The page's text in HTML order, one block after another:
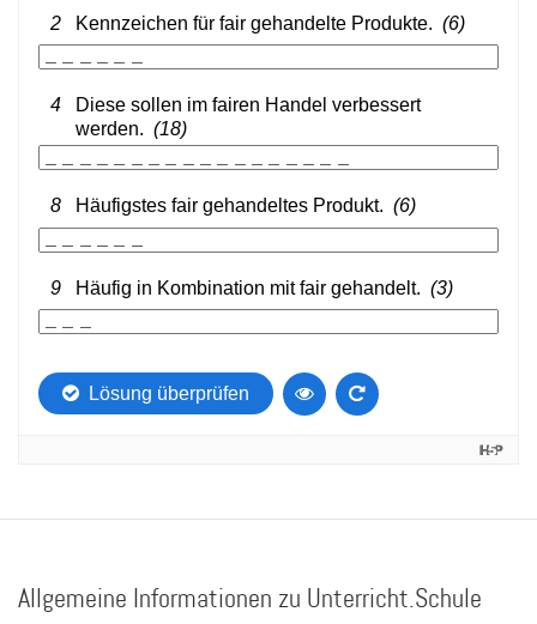
Allgemeine Informationen zu Unterricht.Schule